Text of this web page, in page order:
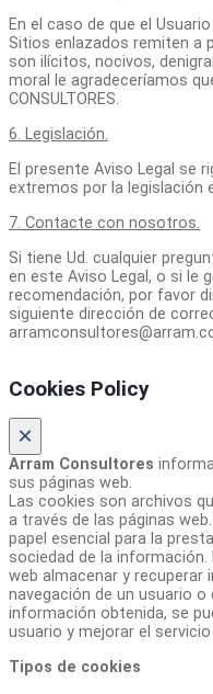
En el caso de que el
Sitios enlazados remiten a
son ilícitos, nocivos,
moral le agradeceríamos
CONSULTORES.
6. Legislación.
El presente Aviso Legal se
extremos por la legislación
7. Contacte con nosotros.
Si tiene Ud. cualquier
en este Aviso Legal, o si le
recomendación, por favor
siguiente dirección de
Cookies Policy
×
Arram Consultores
sus páginas web.
Las cookies son archivos
a través de las páginas
papel esencial para la
sociedad de la
web almacenar y
navegación de un usuario o
información obtenida, se
usuario y mejorar el
Tipos de cookies